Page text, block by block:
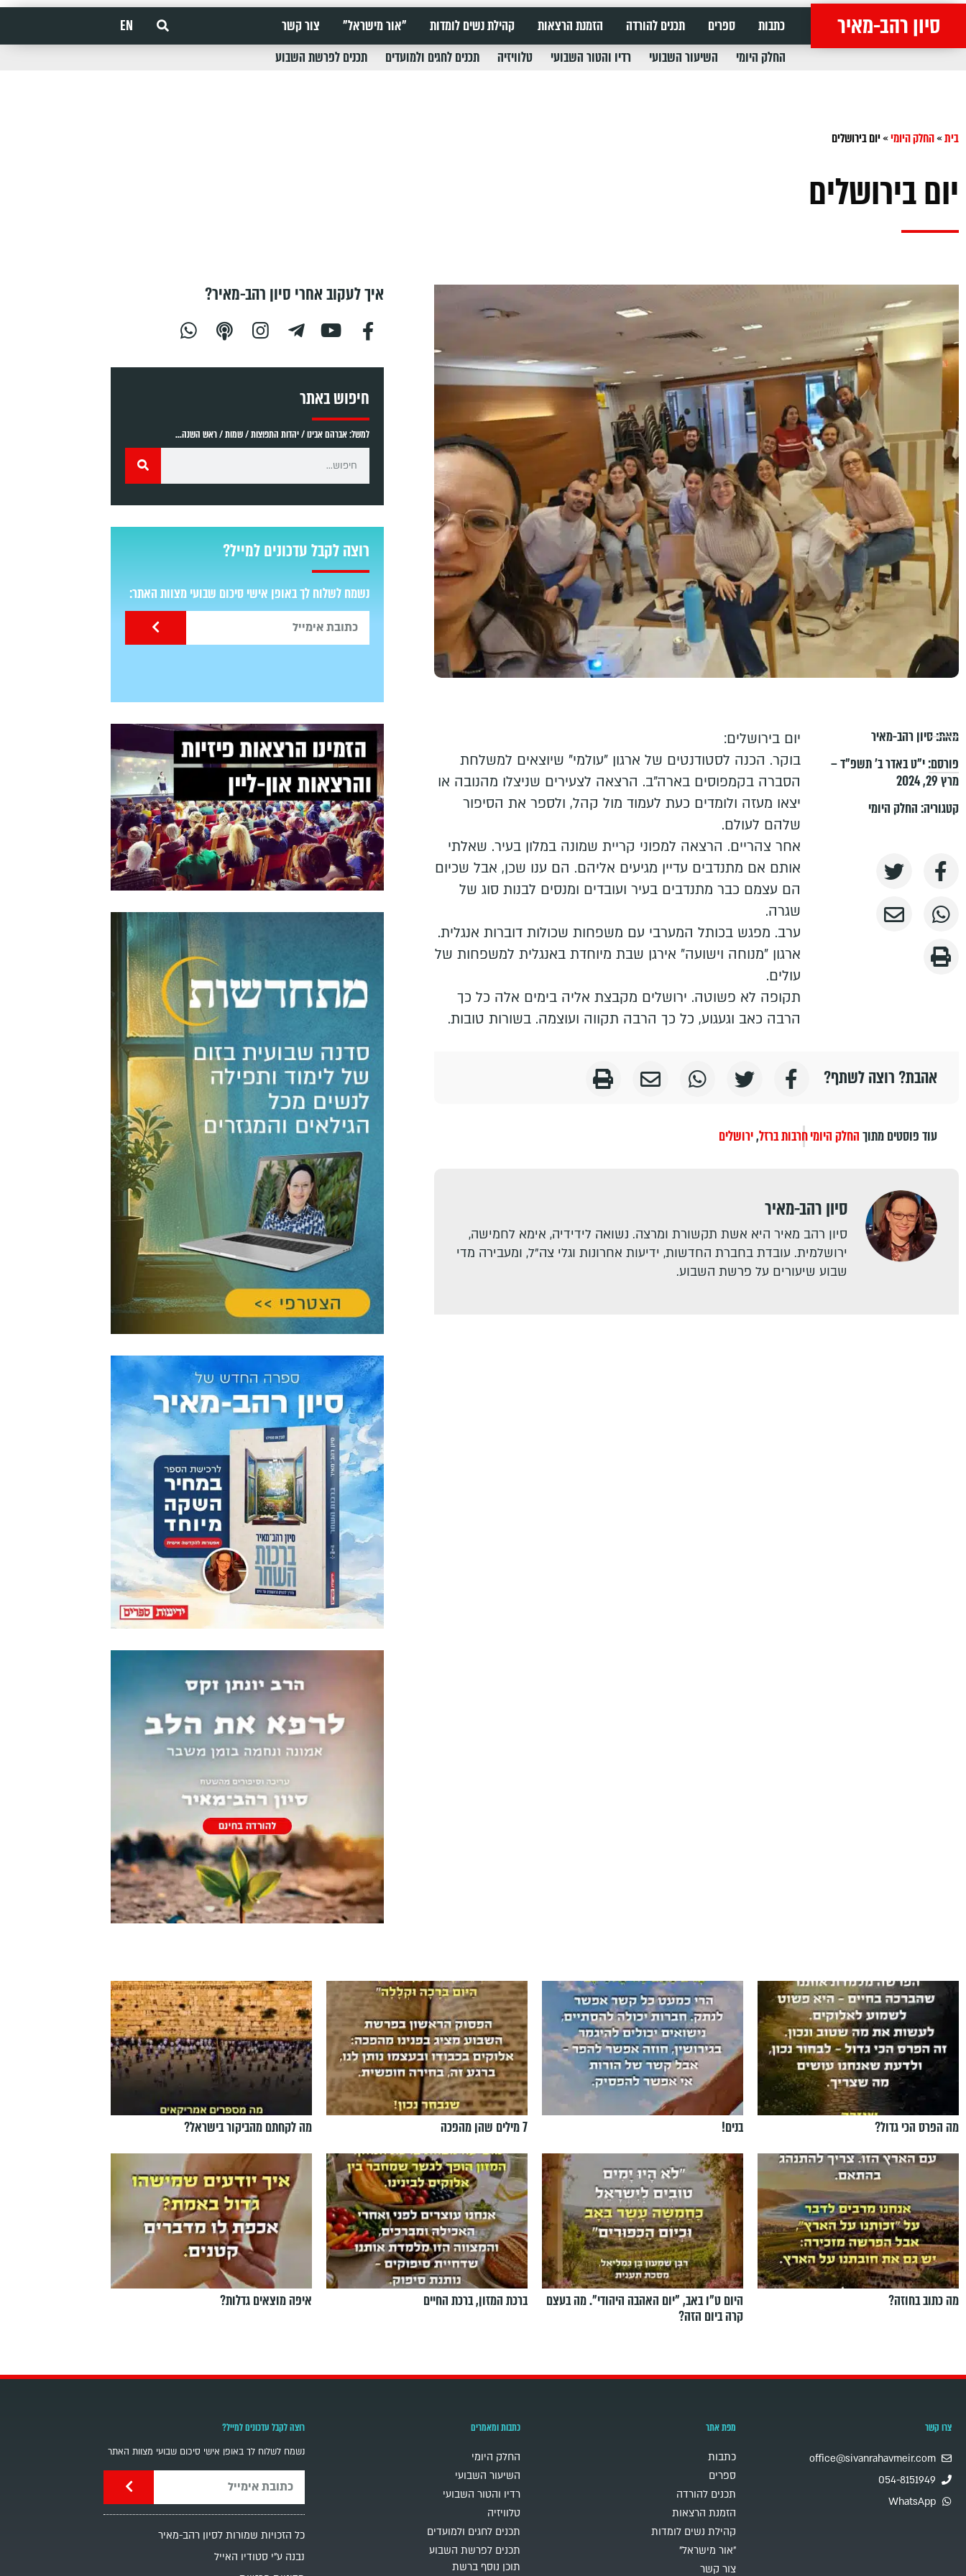
סיון רהב-מאיר כתבות ספרים תכנים להורדה הזמנת הרצאות קהילת נשים לומדות "אור מישראל" צור קשר
EN
החלק היומי
השיעור השבועי רדיו והטור השבועי טלוויזיה תכנים לחגים ולמועדים תכנים לפרשת השבוע
בית»החלק היומי»יום בירושלים
יום בירושלים
מאת:סיון רהב-מאיר
פורסם:י״ט באדר ב׳ תשפ״ד –
מרץ 29, 2024
קטגוריה:החלק היומי
יום בירושלים:
בוקר. הכנה לסטודנטים של ארגון "עולמי" שיוצאים למשלחת
הסברה בקמפוסים בארה"ב. הרצאה לצעירים שניצלו מהנובה או
יצאו מעזה ולומדים כעת לעמוד מול קהל, ולספר את הסיפור
שלהם לעולם.
אחר צהריים. הרצאה למפוני קריית שמונה במלון בעיר. שאלתי
אותם אם מתנדבים עדיין מגיעים אליהם. הם ענו שכן, אבל שכיום
הם עצמם כבר מתנדבים בעיר ועובדים ומנסים לבנות סוג של
שגרה.
ערב. מפגש בכותל המערבי עם משפחות שכולות דוברות אנגלית.
ארגון "מנוחה וישועה" אירגן שבת מיוחדת באנגלית למשפחות של
עולים.
תקופה לא פשוטה. ירושלים מקבצת אליה בימים אלה כל כך
הרבה כאב וגעגוע, כל כך הרבה תקווה ועוצמה. בשורות טובות.
אהבת? רוצה לשתף?
עוד פוסטים מתוךהחלק היומיחרבות ברזל,ירושלים
סיון רהב-מאיר
סיון רהב מאיר היא אשת תקשורת ומרצה. נשואה לידידיה, אימא לחמישה,
ירושלמית. עובדת בחברת החדשות, ידיעות אחרונות וגלי צה"ל, ומעבירה מדי
שבוע שיעורים על פרשת השבוע.
איך לעקוב אחרי סיון רהב-מאיר?
חיפוש באתר
למשל: אברהם אבינו / יהדות התפוצות / שמות / ראש השנה...
רוצה לקבל עדכונים למייל?
נשמח לשלוח לך באופן אישי סיכום שבועי מצוות האתר:
מה הפרס הכי גדול? בנים! 7 מילים שהן מהפכה מה לקחתם מהביקור בישראל?
מה כתוב בחוזה?
היום ט"ו באב, ”יום האהבה היהודי". מה בעצם
קרה ביום הזה?
ברכת המזון, ברכת החיים איפה מוצאים גדלות?
צרו קשר
office@sivanrahavmeir.com
054-8151949
WhatsApp
מפת אתר
כתבות
ספרים
תכנים להורדה
הזמנת הרצאות
קהילת נשים לומדות
"אור מישראל"
צור קשר
כתבות ומאמרים
החלק היומי
השיעור השבועי
רדיו והטור השבועי
טלוויזיה
תכנים לחגים ולמועדים
תכנים לפרשת השבוע
תוכן נוסף ברשת
רוצה לקבל עדכונים למייל?
נשמח לשלוח לך באופן אישי סיכום שבועי מצוות האתר
כל הזכויות שמורות לסיון רהב-מאיר
נבנה ע"י סטודיו האייל